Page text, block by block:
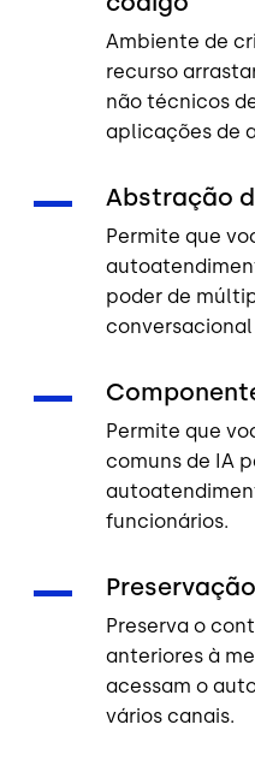
Ambiente de
recurso
não técnicos
aplicações de
Abstração
Permite que
poder de
conversacional
Permite que
comuns de IA
funcionários.
Preserva o
anteriores à
acessam o
vários canais.